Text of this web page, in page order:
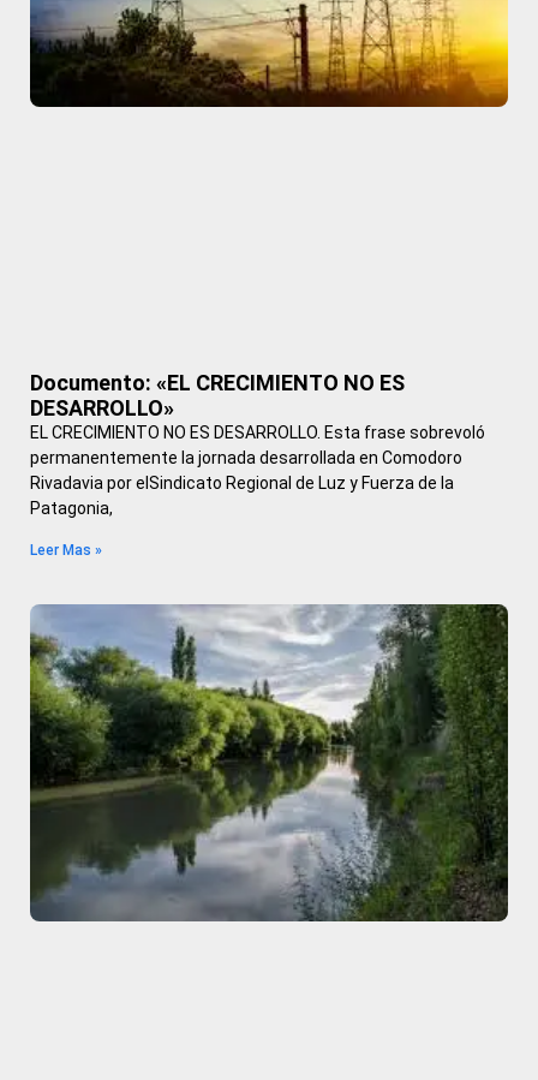
Documento: «EL CRECIMIENTO NO ES
DESARROLLO»
EL CRECIMIENTO NO ES DESARROLLO. Esta frase sobrevoló
permanentemente la jornada desarrollada en Comodoro
Rivadavia por elSindicato Regional de Luz y Fuerza de la
Patagonia,
Leer Mas »